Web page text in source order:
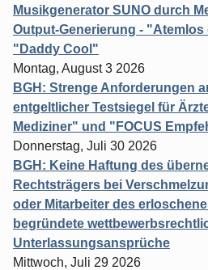
Musikgenerator SUNO durch
Output-Generierung -
"Daddy Cool"
Montag, August 3 2026
BGH: Strenge Anforderungen
entgeltlicher Testsiegel für
Mediziner" und "FOCUS
Donnerstag, Juli 30 2026
BGH: Keine Haftung des
Rechtsträgers bei
oder Mitarbeiter des
begründete
Unterlassungsansprüche
Mittwoch, Juli 29 2026